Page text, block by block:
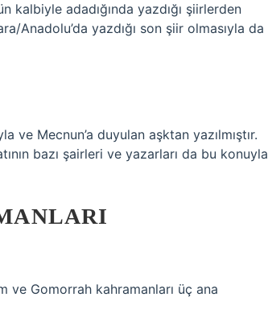
kalbiyle adadığında yazdığı şiirlerden
Anadolu’da yazdığı son şiir olmasıyla da
ve Mecnun’a duyulan aşktan yazılmıştır.
bazı şairleri ve yazarları da bu konuyla
Gomorrah kahramanları üç ana